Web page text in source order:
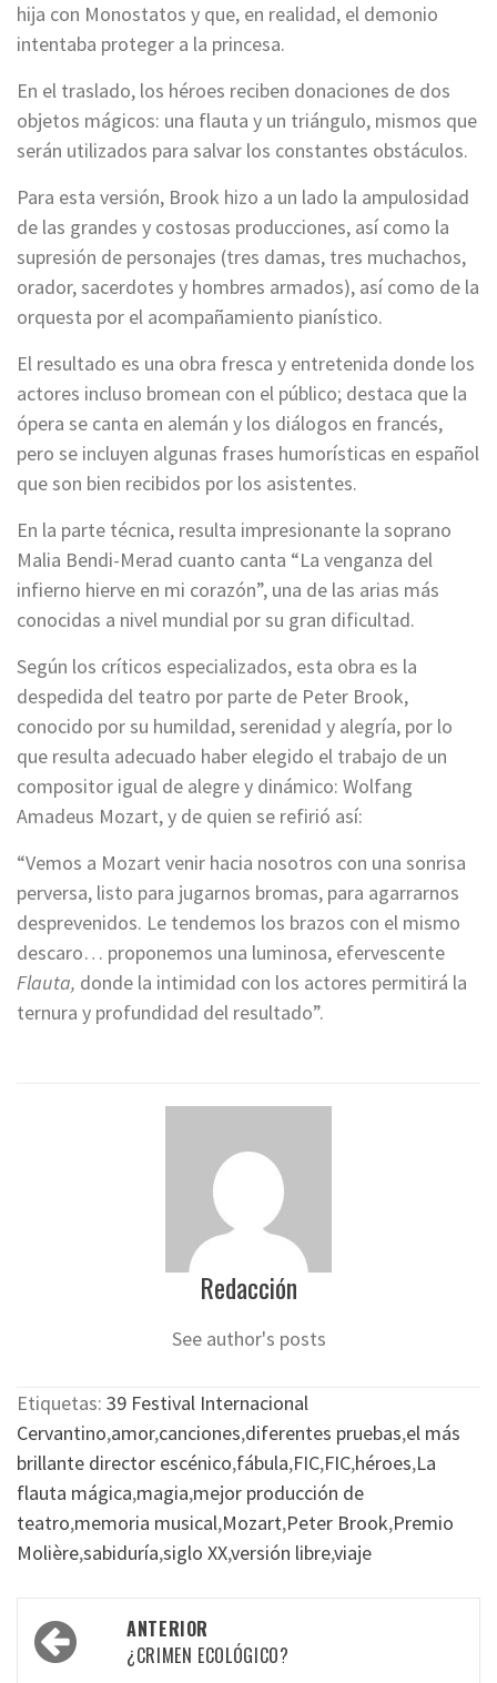
hija con Monostatos y que, en realidad, el demonio
intentaba proteger a la princesa.
En el traslado, los héroes reciben donaciones de dos
objetos mágicos: una flauta y un triángulo, mismos que
serán utilizados para salvar los constantes obstáculos.
Para esta versión, Brook hizo a un lado la ampulosidad
de las grandes y costosas producciones, así como la
supresión de personajes (tres damas, tres muchachos,
orador, sacerdotes y hombres armados), así como de la
orquesta por el acompañamiento pianístico.
El resultado es una obra fresca y entretenida donde los
actores incluso bromean con el público; destaca que la
ópera se canta en alemán y los diálogos en francés,
pero se incluyen algunas frases humorísticas en español
que son bien recibidos por los asistentes.
En la parte técnica, resulta impresionante la soprano
Malia Bendi-Merad cuanto canta “La venganza del
infierno hierve en mi corazón”, una de las arias más
conocidas a nivel mundial por su gran dificultad.
Según los críticos especializados, esta obra es la
despedida del teatro por parte de Peter Brook,
conocido por su humildad, serenidad y alegría, por lo
que resulta adecuado haber elegido el trabajo de un
compositor igual de alegre y dinámico: Wolfang
Amadeus Mozart, y de quien se refirió así:
“Vemos a Mozart venir hacia nosotros con una sonrisa
perversa, listo para jugarnos bromas, para agarrarnos
desprevenidos. Le tendemos los brazos con el mismo
descaro… proponemos una luminosa, efervescente
Flauta, donde la intimidad con los actores permitirá la
ternura y profundidad del resultado”.
Redacción
See author's posts
Etiquetas: 39 Festival Internacional
Cervantino,amor,canciones,diferentes pruebas,el más
brillante director escénico,fábula,FIC,FIC,héroes,La
flauta mágica,magia,mejor producción de
teatro,memoria musical,Mozart,Peter Brook,Premio
Molière,sabiduría,siglo XX,versión libre,viaje
Navegación
por
ANTERIOR
¿CRIMEN ECOLÓGICO?